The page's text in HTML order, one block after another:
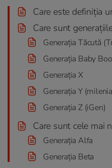
Care este definiția
Care sunt
Generația Tăcută
Generația Baby
Generația X
Generația Y
Generația Z (iGen)
Care sunt cele mai
Generația Alfa
Generația Beta